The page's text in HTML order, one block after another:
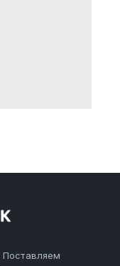
Поставляем